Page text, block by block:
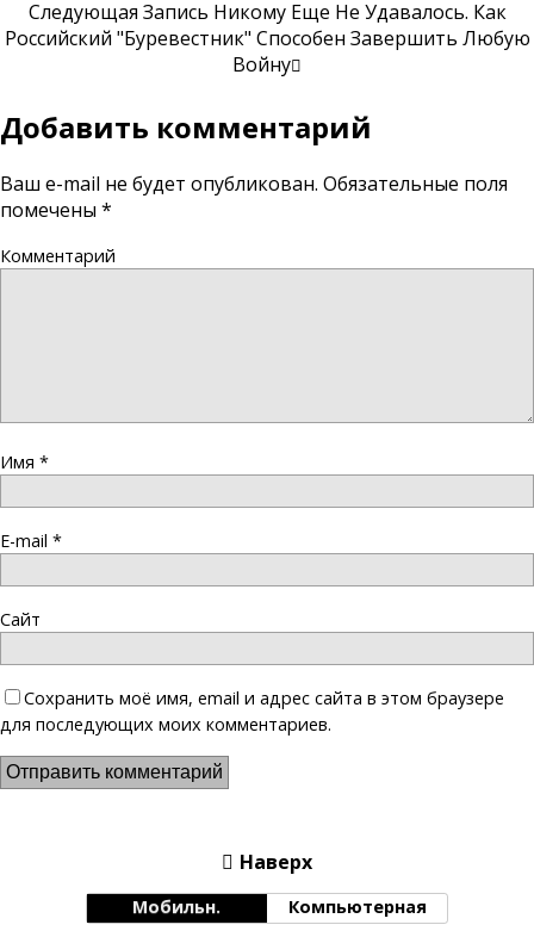
Следующая Запись Никому Еще Не Удавалось. Как
Российский "Буревестник" Способен Завершить Любую
Войну
Добавить комментарий
Ваш e-mail не будет опубликован. Обязательные поля
помечены *
Комментарий
Имя *
E-mail *
Сайт
Сохранить моё имя, email и адрес сайта в этом браузере
для последующих моих комментариев.
Наверх
Мобильн. Компьютерная